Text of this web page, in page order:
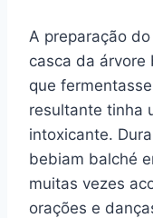
A preparação
casca da árvore
que
resultante tinha
intoxicante.
bebiam balché
muitas vezes
orações e